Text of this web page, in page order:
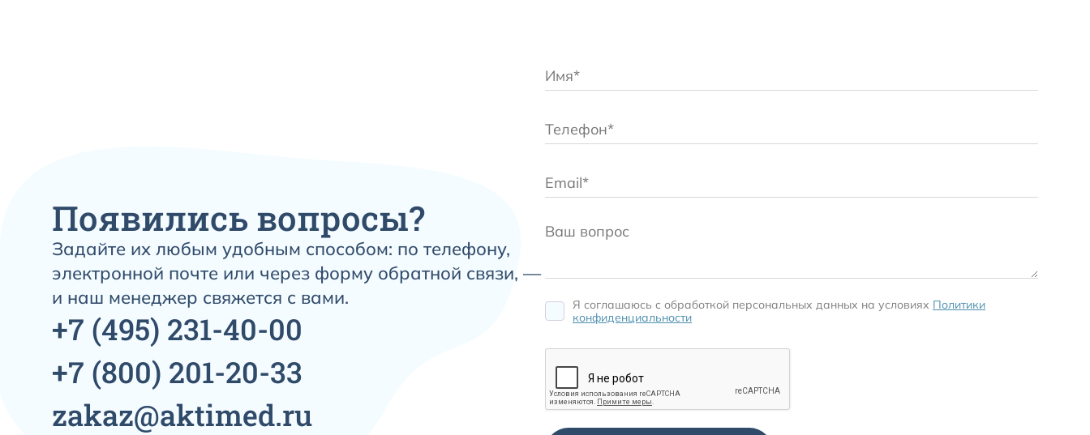
Появились вопросы?
Задайте их любым удобным способом: по телефону,
электронной почте или через форму обратной связи, —
и наш менеджер свяжется с вами.
+7 (495) 231-40-00
+7 (800) 201-20-33
zakaz@aktimed.ru
Я соглашаюсь c обработкой персональных данных на условиях Политики
конфиденциальности